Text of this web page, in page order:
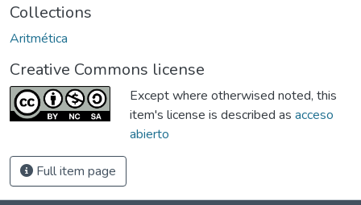
Collections
Aritmética
Creative Commons license
Except where otherwised noted, this
item's license is described as acceso
abierto
Full item page